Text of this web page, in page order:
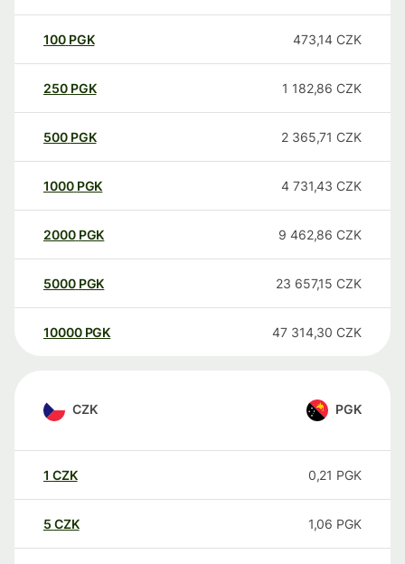
100 PGK 473,14 CZK
250 PGK 1 182,86 CZK
500 PGK 2 365,71 CZK
1000 PGK 4 731,43 CZK
2000 PGK 9 462,86 CZK
5000 PGK 23 657,15 CZK
10000 PGK 47 314,30 CZK
CZK PGK
1 CZK 0,21 PGK
5 CZK 1,06 PGK